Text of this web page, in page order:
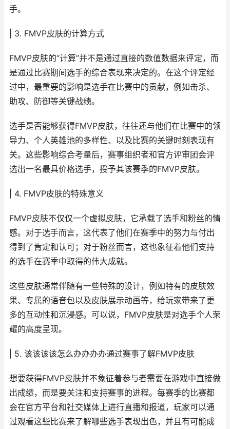
手。
| 3. FMVP皮肤的计算方式
FMVP皮肤的“计算”并不是通过直接的数值数据来评定，而
是通过比赛期间选手的综合表现来决定的。在这个评定经
过中，最重要的影响是选手在比赛中的贡献，例如击杀、
助攻、防御等关键战绩。
选手是否能够获得FMVP皮肤，往往还与他们在比赛中的领
导力、个人英雄池的多样性、以及比赛的关键时刻表现有
关。这些影响综合考量后，赛事组织者和官方评审团会评
选出一名最具价格选手，授予其该赛季的FMVP皮肤。
| 4. FMVP皮肤的特殊意义
FMVP皮肤不仅仅一个虚拟皮肤，它承载了选手和粉丝的情
感。对于选手而言，这代表了他们在赛季中的努力与付出
得到了肯定和认可；对于粉丝而言，这也象征着他们支持
的选手在赛季中取得的伟大成就。
这些皮肤通常伴随有一些特殊的设计，例如特有的皮肤效
果、专属的语音包以及皮肤展示动画等，给玩家带来了更
多的互动性和沉浸感。可以说，FMVP皮肤是对选手个人荣
耀的高度呈现。
| 5. 该该该该怎么办办办办通过赛事了解FMVP皮肤
想要获得FMVP皮肤并不象征着参与者需要在游戏中直接做
出成绩，而是要关注和支持赛事的进程。每赛季的比赛都
会在官方平台和社交媒体上进行直播和报道，玩家可以通
过观看这些比赛来了解哪些选手表现出色，并且有可能成